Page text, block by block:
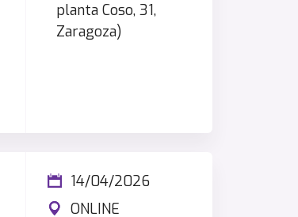
planta Coso, 31,
Zaragoza)
14/04/2026
ONLINE